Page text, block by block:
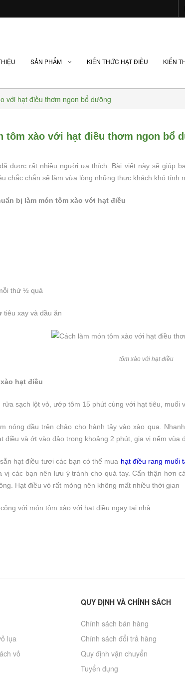
SẢN PHẨM KIẾN THỨC HẠT ĐIỀU KIẾN
với hạt điều thơm ngon bổ dưỡng
cân không?
rang
loại đồ ăn vặt
vời bởi hạt điều
CAS Media
Hạt điều rang muối là một món ăn vặt
thơm ngon. Dễ dàng tìm mua và sử dụng
bởi tính tiện lợi của chúng. Tuy nhiên
tôm xào với hạt điều thơm ngon bổ
đã được rất nhiều người ưa thích. Bài viết này sẽ giúp
chắc chắn sẽ làm vừa lòng những thực khách khó tính
bị làm món tôm xào với hạt điều
thứ ½ quả
tiêu xay và dầu ăn
tôm xào với hạt điều
hạt điều
sạch lột vỏ, ướp tôm 15 phút cùng với hạt tiêu,
nóng dầu trên chảo cho hành tây vào xào qua.
điều và ớt vào đảo trong khoảng 2 phút, gia vị nếm vùa
hạt điều tươi các bạn có thể mua hạt điều rang muối
vị các bạn nên lưu ý tránh cho quá tay. Cẩn thận hơn
Hạt điều vỏ rất mỏng nên không mất nhiều thời gian
với món tôm xào với hạt điều ngay tại nhà
lụa
vỏ
QUY ĐỊNH VÀ CHÍNH SÁCH
Chính sách bán hàng
Chính sách đổi trả hàng
Quy định vận chuyển
Tuyển dụng